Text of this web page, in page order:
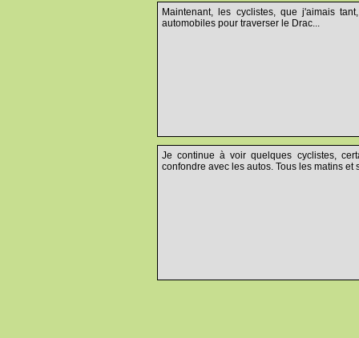
Maintenant, les cyclistes, que j'aimais
automobiles pour traverser le Drac...
Je continue à voir quelques cyclistes,
confondre avec les autos. Tous les matins